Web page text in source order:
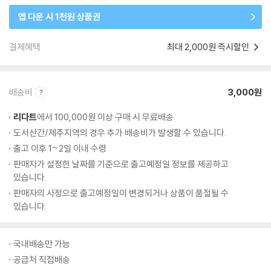
앱 다운 시 1천원 상품권
결제혜택 최대 2,000원 즉시할인
배송비 3,000원
리다트에서 100,000원 이상 구매 시 무료배송
도서산간/제주지역의 경우 추가 배송비가 발생할 수 있습니다.
출고 이후 1~2일 이내 수령
판매자가 설정한 날짜를 기준으로 출고예정일 정보를 제공하고
있습니다.
판매자의 사정으로 출고예정일이 변경되거나 상품이 품절될 수
있습니다.
국내배송만 가능
공급처 직접배송